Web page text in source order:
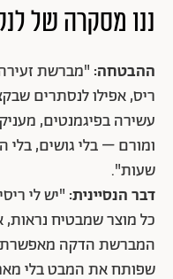
ננו מסקרה של
ההבטחה:
ריס, אפילו לנסתרים
עשירה בפיגמנטים,
שעות".
דבר הנסיינית: "יש לי
כל מוצר שמבטיח
המברשת הדקה מאפשרת
שפותח את המבט בלי